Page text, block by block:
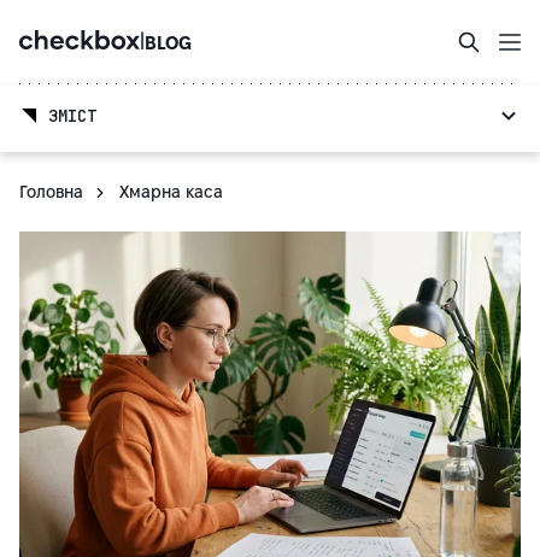
|BLOG
ЗМІСТ
Головна Хмарна каса